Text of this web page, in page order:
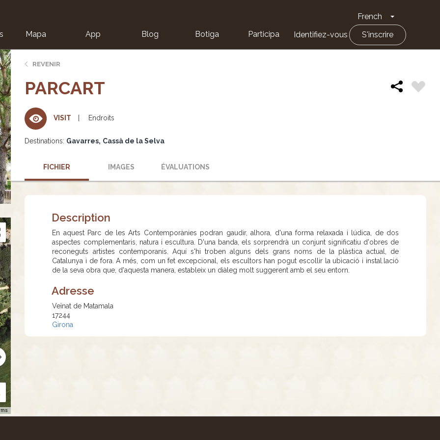
French Toggle
Mapa App Blog Botiga Participa Identifiez-vous S'inscrire
REVENIR
PARCART
VISIT Endroits
Destinations: Gavarres Cassà de la Selva
FICHIER IMAGES ÉVALUATIONS
Description
En aquest Parc de les Arts Contemporànies podran gaudir, alhora, d'una forma relaxada i lúdica, de dos
aspectes complementaris, natura i escultura. D'una banda, els sorprendrà un conjunt significatiu d'obres de
reconeguts artistes contemporanis. Aquí s'hi troben alguns dels grans noms de la plàstica actual, de
Catalunya i de fora. A més, com un fet excepcional, els escultors han pogut escollir la ubicació i instal.lació
de la seva obra que, d'aquesta manera, estableix un diàleg molt suggerent amb el seu entorn.
Adresse
Veïnat de Matamala
17244
Girona